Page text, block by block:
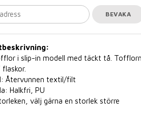
BEVAKA
i slip-in modell med täckt tå.
flaskor.
Återvunnen textil/filt
Halkfri, PU
välj gärna en storlek större